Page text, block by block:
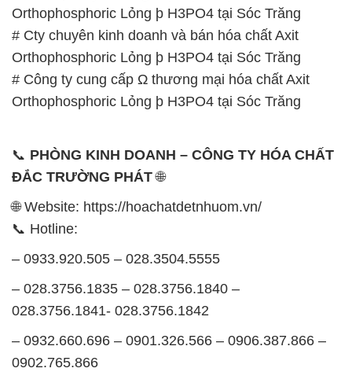
Orthophosphoric Lỏng þ H3PO4 tại Sóc Trăng
# Cty chuyên kinh doanh và bán hóa chất Axit
Orthophosphoric Lỏng þ H3PO4 tại Sóc Trăng
# Công ty cung cấp Ω thương mại hóa chất Axit
Orthophosphoric Lỏng þ H3PO4 tại Sóc Trăng
📞 PHÒNG KINH DOANH – CÔNG TY HÓA CHẤT
ĐẮC TRƯỜNG PHÁT🌐
🌐 Website: https://hoachatdetnhuom.vn/
📞 Hotline:
– 0933.920.505 – 028.3504.5555
– 028.3756.1835 – 028.3756.1840 –
028.3756.1841- 028.3756.1842
– 0932.660.696 – 0901.326.566 – 0906.387.866 –
0902.765.866